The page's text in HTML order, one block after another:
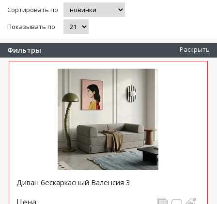
Сортировать по
Показывать по
Фильтры Раскрыть
Диван бескаркасный Валенсия 3